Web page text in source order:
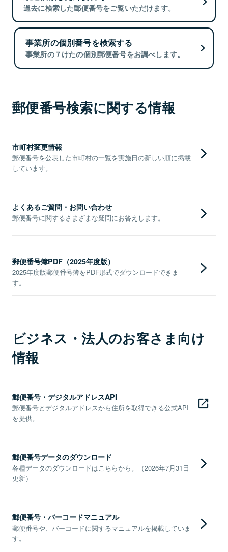
過去に検索した郵便番号をご覧いただけます。
事業所の個別番号を検索する
事業所の７けたの個別郵便番号をお調べします。
郵便番号検索に関する情報
市町村変更情報
郵便番号を公表した市町村の一覧を実施日の新しい順に掲載
しています。
よくあるご質問・お問い合わせ
郵便番号に関するさまざまな疑問にお答えします。
郵便番号簿PDF（2025年度版）
2025年度版郵便番号簿をPDF形式でダウンロードできま
す。
ビジネス・法人のお客さま向け
情報
郵便番号・デジタルアドレスAPI
郵便番号とデジタルアドレスから住所を取得できる公式API
を提供。
郵便番号データのダウンロード
各種データのダウンロードはこちらから。（2026年7月31日
更新）
郵便番号・バーコードマニュアル
郵便番号や、バーコードに関するマニュアルを掲載していま
す。